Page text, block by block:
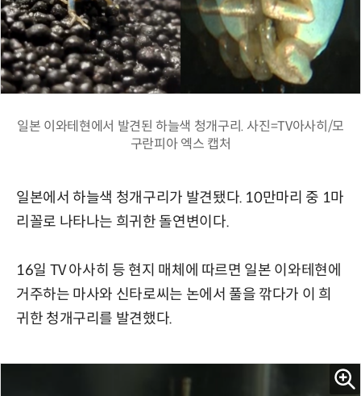
일본 이와테현에서 발견된 하늘색 청개구리. 사진=TV아사히/모
구란피아 엑스 캡처
일본에서 하늘색 청개구리가 발견됐다. 10만마리 중 1마
리꼴로 나타나는 희귀한 돌연변이다.
16일 TV 아사히 등 현지 매체에 따르면 일본 이와테현에
거주하는 마사와 신타로씨는 논에서 풀을 깎다가 이 희
귀한 청개구리를 발견했다.